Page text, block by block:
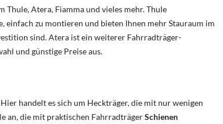
Atera, Fiamma und vieles mehr. Thule
einfach zu montieren und bieten Ihnen mehr Stauraum im
sind. Atera ist ein weiterer Fahrradträger-
und günstige Preise aus.
Hier handelt es sich um Heckträger, die mit nur wenigen
an, die mit praktischen FahrradträgerSchienen